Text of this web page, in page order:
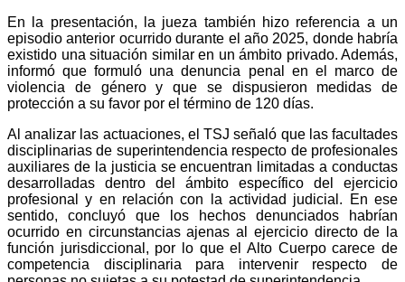
En la presentación, la jueza también hizo referencia a un
episodio anterior ocurrido durante el año 2025, donde habría
existido una situación similar en un ámbito privado. Además,
informó que formuló una denuncia penal en el marco de
violencia de género y que se dispusieron medidas de
protección a su favor por el término de 120 días.
Al analizar las actuaciones, el TSJ señaló que las facultades
disciplinarias de superintendencia respecto de profesionales
auxiliares de la justicia se encuentran limitadas a conductas
desarrolladas dentro del ámbito específico del ejercicio
profesional y en relación con la actividad judicial. En ese
sentido, concluyó que los hechos denunciados habrían
ocurrido en circunstancias ajenas al ejercicio directo de la
función jurisdiccional, por lo que el Alto Cuerpo carece de
competencia disciplinaria para intervenir respecto de